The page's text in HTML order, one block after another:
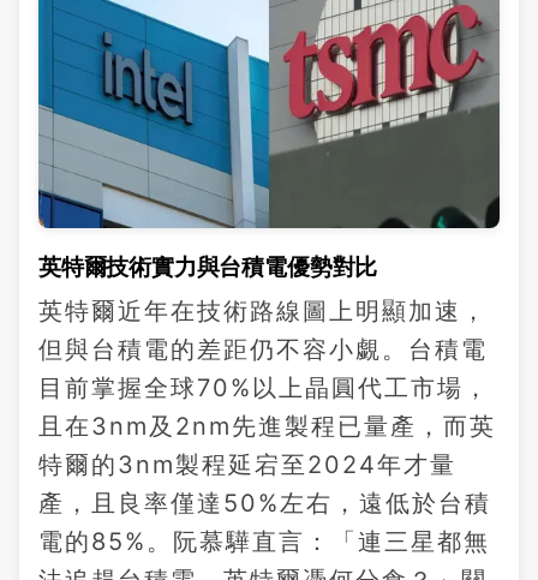
英特爾技術實力與台積電優勢對比
英特爾近年在技術路線圖上明顯加速，
但與台積電的差距仍不容小覷。台積電
目前掌握全球70%以上晶圓代工市場，
且在3nm及2nm先進製程已量產，而英
特爾的3nm製程延宕至2024年才量
產，且良率僅達50%左右，遠低於台積
電的85%。阮慕驊直言：「連三星都無